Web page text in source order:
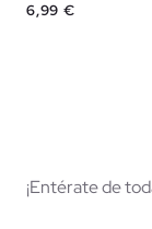
Precio
6,99 €
¡Entérate de